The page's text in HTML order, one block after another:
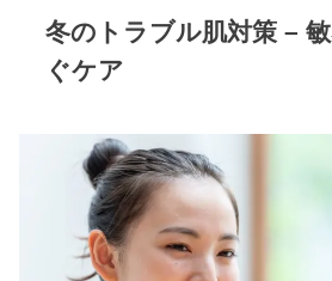
冬のトラブル肌対策 –
ぐケア